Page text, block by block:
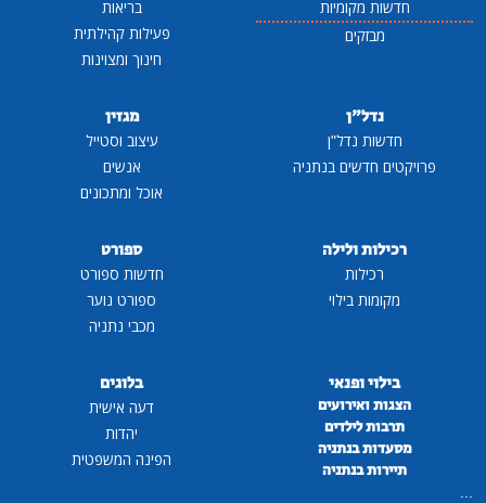
חדשות מקומיות
מבזקים
בריאות
פעילות קהילתית
חינוך ומצוינות
נדל"ן
חדשות נדל"ן
פרויקטים חדשים בנתניה
מגזין
עיצוב וסטייל
אנשים
אוכל ומתכונים
רכילות ולילה
רכילות
מקומות בילוי
ספורט
חדשות ספורט
ספורט נוער
מכבי נתניה
בילוי ופנאי
הצגות ואירועים
תרבות לילדים
מסעדות בנתניה
תיירות בנתניה
...
בלוגים
דעה אישית
יהדות
הפינה המשפטית